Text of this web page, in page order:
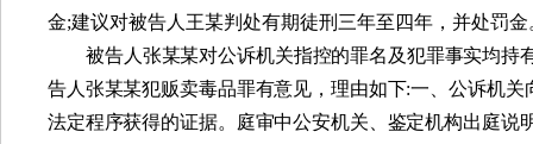
金;建议对被告人王某判处有期徒刑三年至四年，并处罚金
被告人张某某对公诉机关指控的罪名及犯罪事实均
告人张某某犯贩卖毒品罪有意见，理由如下:一、公诉机关
法定程序获得的证据。庭审中公安机关、鉴定机构出庭